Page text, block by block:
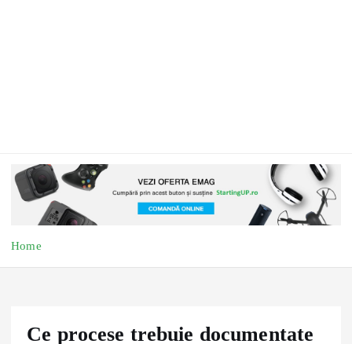
Home
Ce procese trebuie documentate